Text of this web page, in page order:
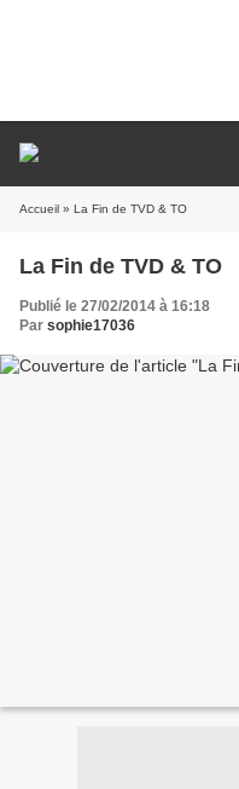
Accueil » La Fin de TVD & TO
La Fin de TVD & TO
Publié le 27/02/2014 à 16:18
Par sophie17036